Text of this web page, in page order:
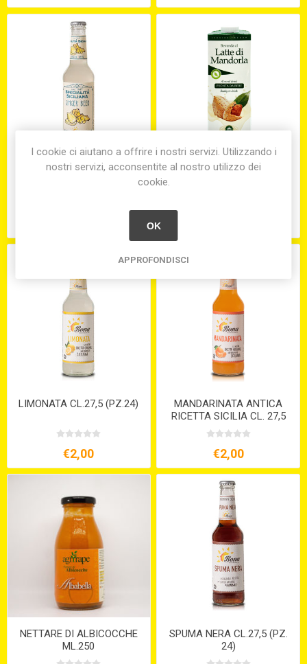
GINGER BEER ML.27,5 (PZ.
LATTE DI MANDORLA
LIMONATA CL.27,5 (PZ.24)
€2,00
MANDARINATA ANTICA
RICETTA SICILIA CL. 27,5
€2,00
NETTARE DI ALBICOCCHE
ML.250
SPUMA NERA CL.27,5 (PZ.
24)
I cookie ci aiutano a offrire i nostri servizi. Utilizzando i
nostri servizi, acconsentite al nostro utilizzo dei
cookie.
OK
APPROFONDISCI